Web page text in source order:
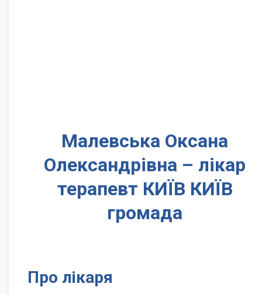
Малевська Оксана
Олександрівна – лікар
терапевт КИЇВ КИЇВ
громада
Про лікаря